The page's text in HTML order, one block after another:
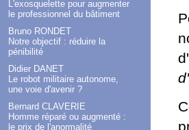
L'exosquelette pour augmenter
le professionnel du bâtiment
Bruno RONDET
Notre objectif : réduire la
pénibilité
Didier DANET
Le robot militaire autonome,
une voie d'avenir ?
Bernard CLAVERIE
Homme réparé ou augmenté :
le prix de l'anormalité
d'